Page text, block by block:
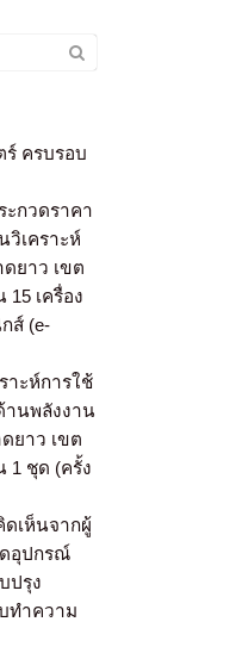
ครบรอบ
ะกวดราคา
วิเคราะห์
ยาว เขต
เครื่อง
ส์ (e-
าะห์การใช้
านพลังงาน
ยาว เขต
1 ชุด (ครั้ง
เห็นจากผู้
อุปกรณ์
ปรุง
ทำความ